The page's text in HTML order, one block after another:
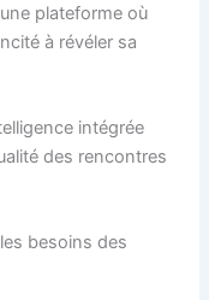
plateforme où
à révéler sa
intégrée
des rencontres
besoins des